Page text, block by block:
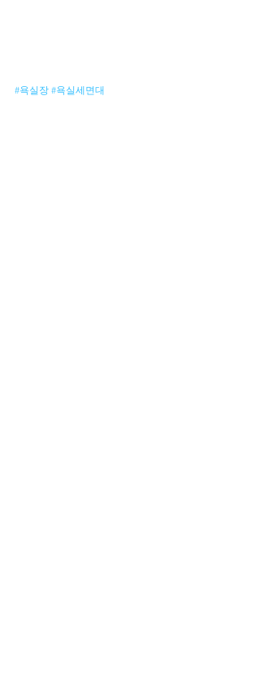
#욕실장 #욕실세면대